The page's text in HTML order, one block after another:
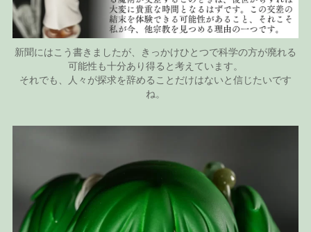
新聞にはこう書きましたが、きっかけひとつで科学の方が廃れる
可能性も十分あり得ると考えています。
それでも、人々が探求を辞めることだけはないと信じたいです
ね。